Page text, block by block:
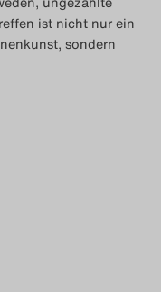
ist nicht nur ein
sondern